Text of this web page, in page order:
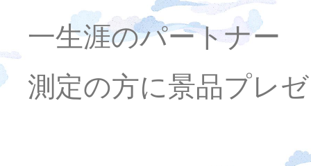
一生涯のパートナー
測定の方に景品プレ